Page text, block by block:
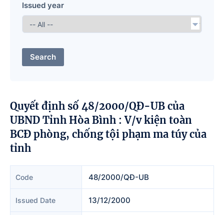
Issued year
Search
Quyết định số 48/2000/QĐ-UB của
UBND Tỉnh Hòa Bình : V/v kiện toàn
BCĐ phòng, chống tội phạm ma túy của
tỉnh
Code 48/2000/QĐ-UB
Issued Date 13/12/2000